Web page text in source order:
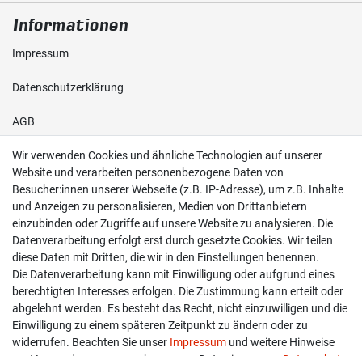
Informationen
Impressum
Daten­schutz­erklärung
AGB
Shop
Kontakt
Versand & Zahlung
Widerrufs­recht
Widerruf erklären
info@overdrive-racing.de
Wir verwenden Cookies und ähnliche Technologien auf unserer
Website und verarbeiten personenbezogene Daten von
Besucher:innen unserer Webseite (z.B. IP-Adresse), um z.B. Inhalte
und Anzeigen zu personalisieren, Medien von Drittanbietern
einzubinden oder Zugriffe auf unsere Website zu analysieren. Die
Datenverarbeitung erfolgt erst durch gesetzte Cookies. Wir teilen
diese Daten mit Dritten, die wir in den Einstellungen benennen.
Die Datenverarbeitung kann mit Einwilligung oder aufgrund eines
berechtigten Interesses erfolgen. Die Zustimmung kann erteilt oder
abgelehnt werden. Es besteht das Recht, nicht einzuwilligen und die
Einwilligung zu einem späteren Zeitpunkt zu ändern oder zu
widerrufen. Beachten Sie unser Impressum und weitere Hinweise